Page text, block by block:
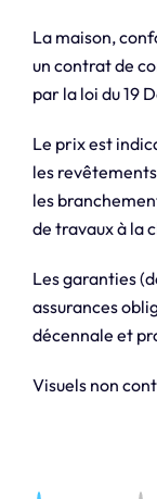
La maison,
un contrat de
par la loi du 19
Le prix est
les
les
de travaux à la
Les garanties
assurances
décennale et
Visuels non